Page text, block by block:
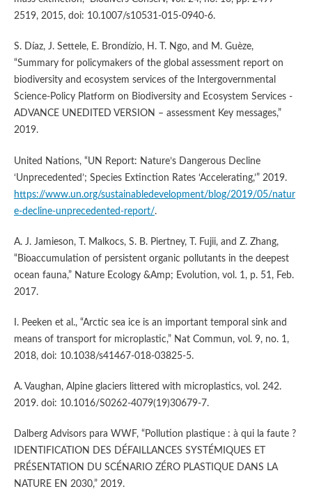
2519, 2015, doi: 10.1007/s10531-015-0940-6.
S. Díaz, J. Settele, E. Brondízio, H. T. Ngo, and M. Guèze,
“Summary for policymakers of the global assessment report on
biodiversity and ecosystem services of the Intergovernmental
Science-Policy Platform on Biodiversity and Ecosystem Services -
ADVANCE UNEDITED VERSION – assessment Key messages,”
2019.
United Nations, “UN Report: Nature’s Dangerous Decline
‘Unprecedented’; Species Extinction Rates ‘Accelerating,’” 2019.
https://www.un.org/sustainabledevelopment/blog/2019/05/natur
e-decline-unprecedented-report/.
A. J. Jamieson, T. Malkocs, S. B. Piertney, T. Fujii, and Z. Zhang,
“Bioaccumulation of persistent organic pollutants in the deepest
ocean fauna,” Nature Ecology &Amp; Evolution, vol. 1, p. 51, Feb.
2017.
I. Peeken et al., “Arctic sea ice is an important temporal sink and
means of transport for microplastic,” Nat Commun, vol. 9, no. 1,
2018, doi: 10.1038/s41467-018-03825-5.
A. Vaughan, Alpine glaciers littered with microplastics, vol. 242.
2019. doi: 10.1016/S0262-4079(19)30679-7.
Dalberg Advisors para WWF, “Pollution plastique : à qui la faute ?
IDENTIFICATION DES DÉFAILLANCES SYSTÉMIQUES ET
PRÉSENTATION DU SCÉNARIO ZÉRO PLASTIQUE DANS LA
NATURE EN 2030,” 2019.